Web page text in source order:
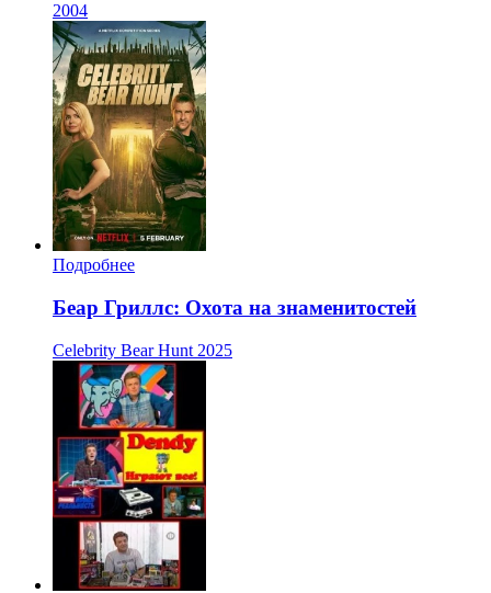
2004
Подробнее
Беар Гриллс: Охота на знаменитостей
Celebrity Bear Hunt 2025